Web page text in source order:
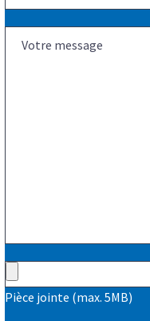
Pièce jointe (max. 5MB)